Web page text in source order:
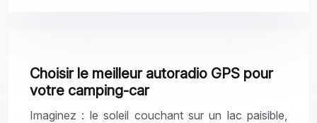
Choisir le meilleur autoradio GPS pour
votre camping-car
Imaginez : le soleil couchant sur un lac paisible,